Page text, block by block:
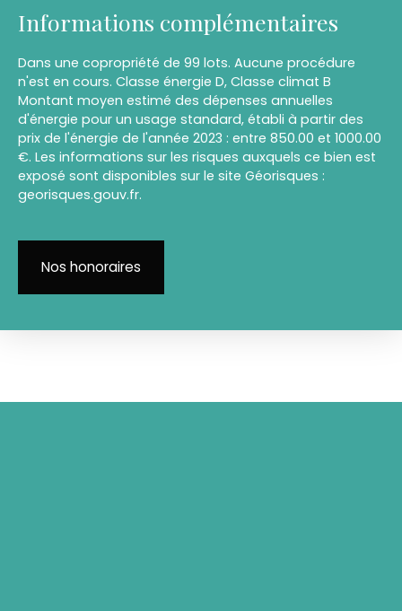
Informations complémentaires
Dans une copropriété de 99 lots. Aucune procédure
n'est en cours. Classe énergie D, Classe climat B
Montant moyen estimé des dépenses annuelles
d'énergie pour un usage standard, établi à partir des
prix de l'énergie de l'année 2023 : entre 850.00 et 1000.00
€. Les informations sur les risques auxquels ce bien est
exposé sont disponibles sur le site Géorisques :
georisques.gouv.fr.
Nos honoraires